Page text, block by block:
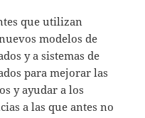
que utilizan
modelos de
y a sistemas de
para mejorar las
y ayudar a los
a las que antes no